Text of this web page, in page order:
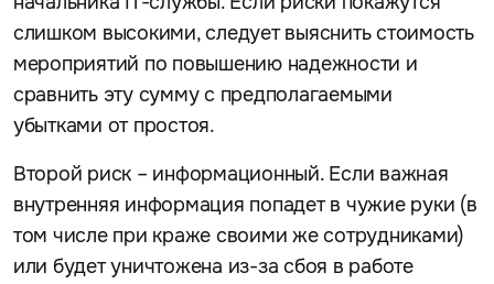
слишком высокими, следует выяснить стоимость
мероприятий по повышению надежности и
сравнить эту сумму с предполагаемыми
убытками от простоя.
Второй риск – информационный. Если важная
внутренняя информация попадет в чужие руки (в
том числе при краже своими же сотрудниками)
или будет уничтожена из-за сбоя в работе